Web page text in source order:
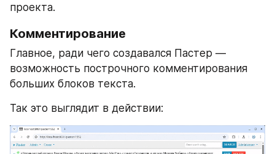
проекта.
Комментирование
Главное, ради чего создавался Пастер —
возможность построчного комментирования
больших блоков текста.
Так это выглядит в действии: